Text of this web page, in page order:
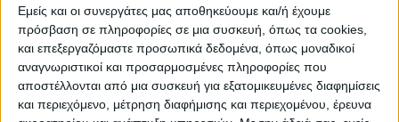
Εμείς και οι συνεργάτες μας αποθηκεύουμε και/ή έχουμε
πρόσβαση σε πληροφορίες σε μια συσκευή, όπως τα cookies,
και επεξεργαζόμαστε προσωπικά δεδομένα, όπως μοναδικοί
αναγνωριστικοί και προσαρμοσμένες πληροφορίες που
αποστέλλονται από μια συσκευή για εξατομικευμένες διαφημίσεις
και περιεχόμενο, μέτρηση διαφήμισης και περιεχομένου, έρευνα
βάλουν πρόσθετη σήμανση που να εφιστά
την προσοχή των οδηγών ώστε να
αποφευχθούν μελλοντικά τροχαία
ατυχήματα.